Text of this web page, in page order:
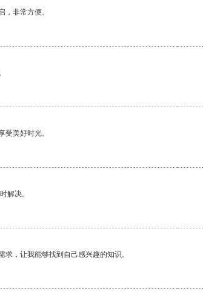
非常方便。
美好时光。
解决。
，让我能够找到自己感兴趣的知识。